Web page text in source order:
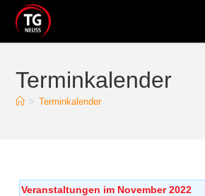
Terminkalender
> Terminkalender
Veranstaltungen im November 2022